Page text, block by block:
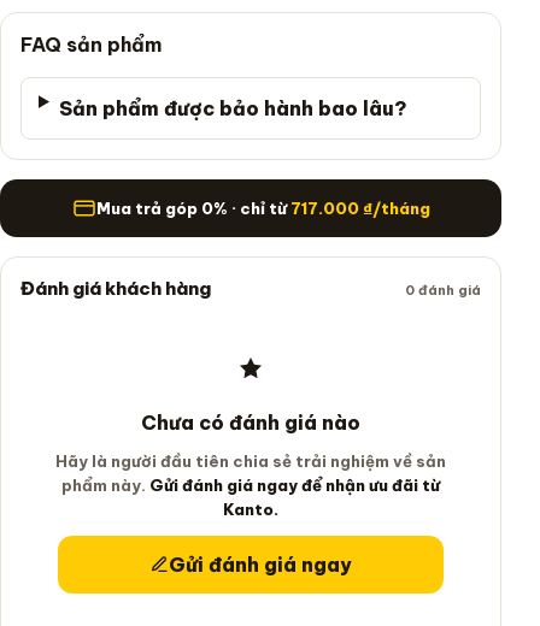
FAQ sản phẩm
Sản phẩm được bảo hành bao lâu?
Mua trả góp Mua trả góp 0% · chỉ từ717.000 ₫/tháng
Đánh giá khách hàng 0 đánh giá
Chưa có đánh giá nào
Hãy là người đầu tiên chia sẻ trải nghiệm về sản
phẩm này. Gửi đánh giá ngay để nhận ưu đãi từ
Kanto.
Gửi đánh giá ngay